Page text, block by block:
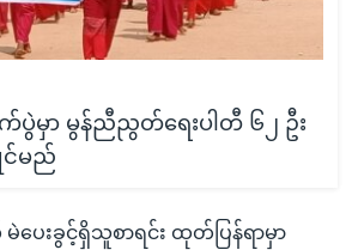
ပွဲမှာ မွန်ညီညွတ်ရေးပါတီ ၆၂ ဦး
င်မည်
ေးခွင့်ရှိသူစာရင်း ထုတ်ပြန်ရာမှာ